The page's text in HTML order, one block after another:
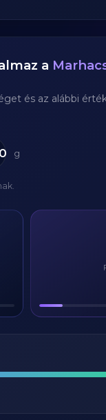
a
és az alábbi
g